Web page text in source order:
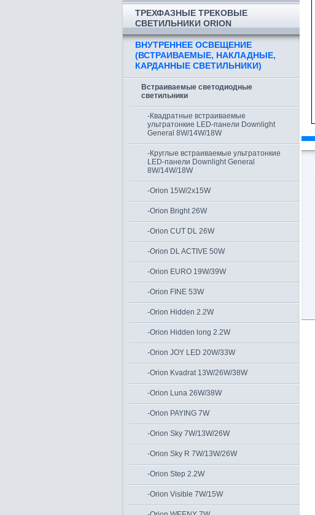
ТРЕХФАЗНЫЕ ТРЕКОВЫЕ
СВЕТИЛЬНИКИ ORION
ВНУТРЕННЕЕ ОСВЕЩЕНИЕ
(ВСТРАИВАЕМЫЕ, НАКЛАДНЫЕ,
КАРДАННЫЕ СВЕТИЛЬНИКИ)
Встраиваемые светодиодные
светильники
-Квадратные встраиваемые
ультратонкие LED-панели Downlight
General 8W/14W/18W
-Круглые встраиваемые ультратонкие
LED-панели Downlight General
8W/14W/18W
-Orion 15W/2x15W
-Orion Bright 26W
-Orion CUT DL 26W
-Orion DL ACTIVE 50W
-Orion EURO 19W/39W
-Orion FINE 53W
-Orion Hidden 2.2W
-Orion Hidden long 2.2W
-Orion JOY LED 20W/33W
-Orion Kvadrat 13W/26W/38W
-Orion Luna 26W/38W
-Orion PAYING 7W
-Orion Sky 7W/13W/26W
-Orion Sky R 7W/13W/26W
-Orion Step 2.2W
-Orion Visible 7W/15W